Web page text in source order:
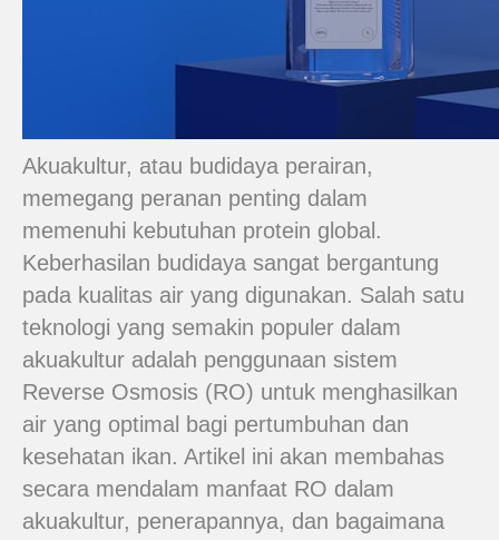
Akuakultur, atau budidaya perairan,
memegang peranan penting dalam
memenuhi kebutuhan protein global.
Keberhasilan budidaya sangat bergantung
pada kualitas air yang digunakan. Salah satu
teknologi yang semakin populer dalam
akuakultur adalah penggunaan sistem
Reverse Osmosis (RO) untuk menghasilkan
air yang optimal bagi pertumbuhan dan
kesehatan ikan. Artikel ini akan membahas
secara mendalam manfaat RO dalam
akuakultur, penerapannya, dan bagaimana